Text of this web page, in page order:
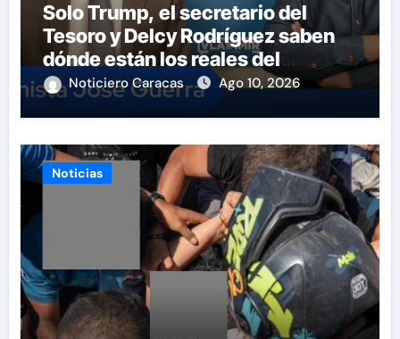
Solo Trump, el secretario del
Tesoro y Delcy Rodríguez saben
dónde están los reales del
petróleo
Noticiero Caracas Ago 10, 2026
Noticias